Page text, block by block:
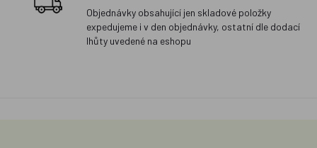
Objednávky obsahující jen skladové položky
expedujeme i v den objednávky, ostatní dle dodací
lhůty uvedené na eshopu